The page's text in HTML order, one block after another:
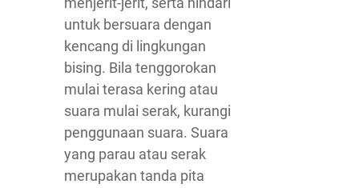
untuk bersuara dengan
kencang di lingkungan
bising. Bila tenggorokan
mulai terasa kering atau
suara mulai serak, kurangi
penggunaan suara. Suara
yang parau atau serak
merupakan tanda pita